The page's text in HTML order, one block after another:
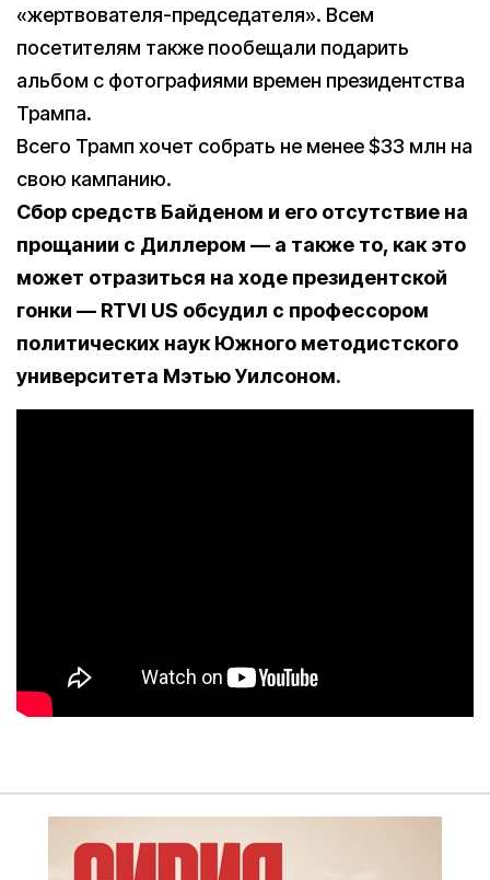
«жертвователя-председателя». Всем
посетителям также пообещали подарить
альбом с фотографиями времен президентства
Трампа.
Всего Трамп хочет собрать не менее $33 млн на
свою кампанию.
Сбор средств Байденом и его отсутствие на
прощании с Диллером — а также то, как это
может отразиться на ходе президентской
гонки — RTVI US обсудил с профессором
политических наук Южного методистского
университета Мэтью Уилсоном.